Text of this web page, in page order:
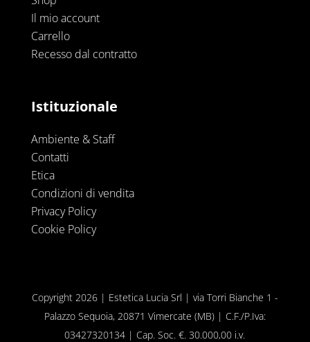
Il mio account
Carrello
Recesso dal contratto
Istituzionale
Ambiente & Staff
Contatti
Etica
Condizioni di vendita
Privacy Policy
Cookie Policy
Copyright 2026 | Estetica Lucia Srl | via Torri Bianche 1 -
Palazzo Sequoia, 20871 Vimercate (MB) | C.F./P.Iva:
03427320134 | Cap. Soc. €. 30.000,00 i.v.